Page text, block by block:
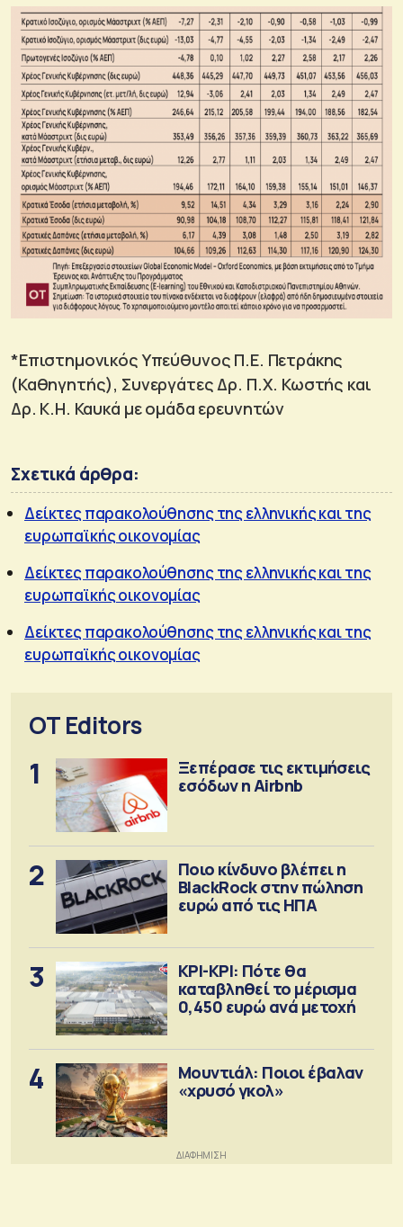
*Επιστημονικός Υπεύθυνος Π.Ε. Πετράκης
(Καθηγητής), Συνεργάτες Δρ. Π.Χ. Κωστής και
Δρ. Κ.Η. Καυκά με ομάδα ερευνητών
Σχετικά άρθρα:
Δείκτες παρακολούθησης της ελληνικής και της
ευρωπαϊκής οικονομίας
Δείκτες παρακολούθησης της ελληνικής και της
ευρωπαϊκής οικονομίας
Δείκτες παρακολούθησης της ελληνικής και της
ευρωπαϊκής οικονομίας
OT Editors
1
Ξεπέρασε τις εκτιμήσεις
εσόδων η Airbnb
2
Ποιο κίνδυνο βλέπει η
BlackRock στην πώληση
ευρώ από τις ΗΠΑ
3
ΚΡΙ-ΚΡΙ: Πότε θα
καταβληθεί το μέρισμα
0,450 ευρώ ανά μετοχή
4
Μουντιάλ: Ποιοι έβαλαν
«χρυσό γκολ»